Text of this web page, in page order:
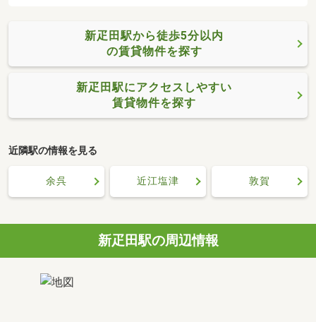
新疋田駅から徒歩5分以内
の賃貸物件を探す
新疋田駅にアクセスしやすい
賃貸物件を探す
近隣駅の情報を見る
余呉 近江塩津 敦賀
新疋田駅の周辺情報